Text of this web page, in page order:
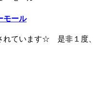
モール
れています☆ 是非１度、